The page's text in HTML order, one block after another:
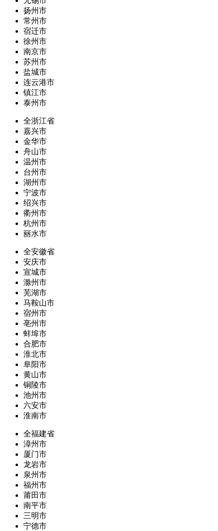
扬州市
常州市
宿迁市
徐州市
南京市
苏州市
盐城市
连云港市
镇江市
泰州市
全浙江省
嘉兴市
金华市
舟山市
温州市
台州市
湖州市
宁波市
绍兴市
衢州市
杭州市
丽水市
全安徽省
安庆市
宣城市
滁州市
芜湖市
马鞍山市
宿州市
亳州市
蚌埠市
合肥市
淮北市
阜阳市
黄山市
铜陵市
池州市
六安市
淮南市
全福建省
漳州市
厦门市
龙岩市
泉州市
福州市
莆田市
南平市
三明市
宁德市